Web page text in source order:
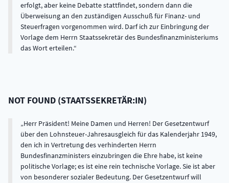
erfolgt, aber keine Debatte stattfindet, sondern dann die
Überweisung an den zuständigen Ausschuß für Finanz- und
Steuerfragen vorgenommen wird. Darf ich zur Einbringung der
Vorlage dem Herrn Staatssekretär des Bundesfinanzministeriums
das Wort erteilen.
NOT FOUND (STAATSSEKRETÄR:IN)
Herr Präsident! Meine Damen und Herren! Der Gesetzentwurf
über den Lohnsteuer-Jahresausgleich für das Kalenderjahr 1949,
den ich in Vertretung des verhinderten Herrn
Bundesfinanzministers einzubringen die Ehre habe, ist keine
politische Vorlage; es ist eine rein technische Vorlage. Sie ist aber
von besonderer sozialer Bedeutung. Der Gesetzentwurf will